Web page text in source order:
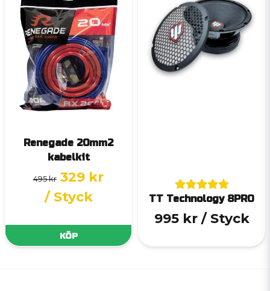
Renegade 20mm2
kabelkit
495 kr 329 kr
/ Styck
KÖP
TT Technology 8PRO
995 kr / Styck